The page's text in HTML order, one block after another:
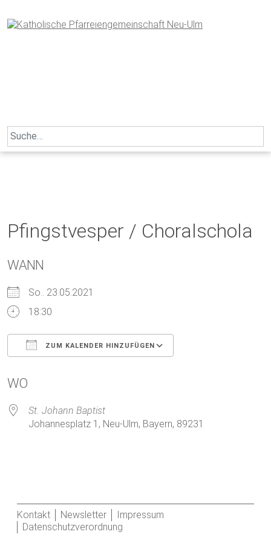
to
content
Search
for:
Pfingstvesper / Choralschola
WANN
So.. 23.05.2021
18:30
ZUM KALENDER HINZUFÜGEN
WO
St. Johann Baptist
Johannesplatz 1, Neu-Ulm, Bayern, 89231
Kontakt Newsletter
Impressum
Datenschutzverordnung